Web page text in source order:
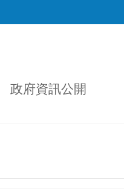
政府資訊公開